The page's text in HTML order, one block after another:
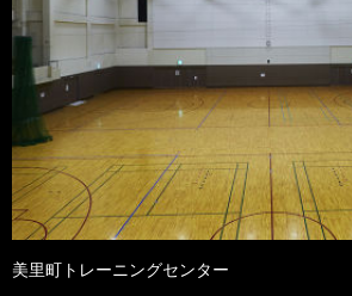
美里町トレーニングセンター